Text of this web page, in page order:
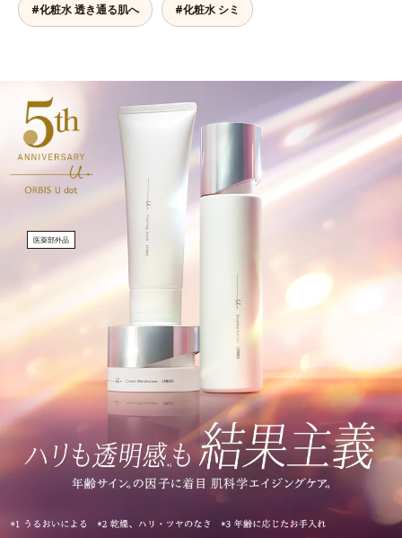
#化粧水 透き通る肌へ #化粧水 シミ
医薬部外品